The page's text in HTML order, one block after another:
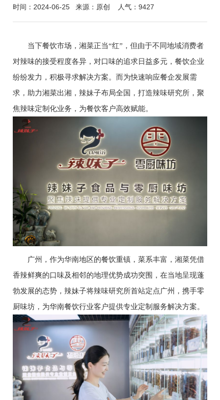
时间：2024-06-25 来源：原创 人气：9427
当下餐饮市场，湘菜正当“红”，但由于不同地域消费者
对辣味的接受程度各异，对口味的追求日益多元，餐饮企业
纷纷发力，积极寻求解决方案。而为快速响应餐企发展需
求，助力湘菜出湘，辣妹子布局全国，打造辣味研究所，聚
焦辣味定制化业务，为餐饮客户高效赋能。
广州，作为华南地区的餐饮重镇，菜系丰富，湘菜凭借
香辣鲜爽的口味及相邻的地理优势成功突围，在当地呈现蓬
勃发展的态势，辣妹子将辣味研究所首站定点广州，携手零
厨味坊，为华南餐饮行业客户提供专业定制服务解决方案。